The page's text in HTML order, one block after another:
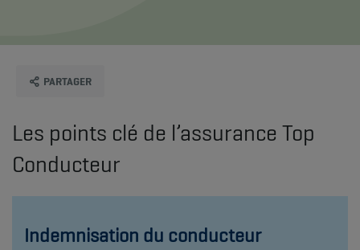
PARTAGER
Les points clé de l’assurance Top
Conducteur
Indemnisation du conducteur